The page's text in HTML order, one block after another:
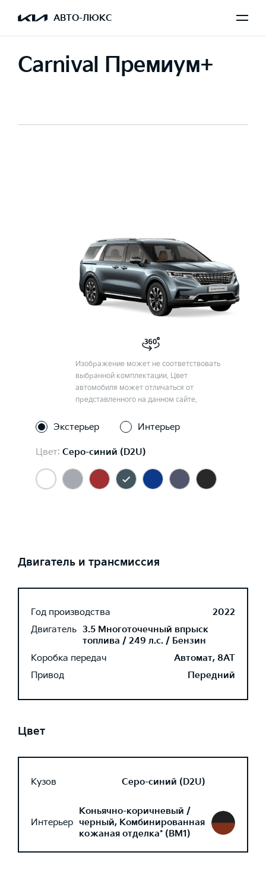
АВТО-ЛЮКС
Carnival Премиум+
Изображение может не соответствовать
выбранной комплектации. Цвет
автомобиля может отличаться от
представленного на данном сайте.
Экстерьер Интерьер
Цвет: Серо-синий (D2U)
Двигатель и трансмиссия
Год производства
2022
Двигатель 3.5 Многоточечный впрыск
топлива / 249 л.с. / Бензин
Коробка передач
Автомат, 8AT
Привод
Передний
Цвет
Кузов Серо-синий (D2U)
Интерьер
Коньячно-коричневый /
черный, Комбинированная
кожаная отделка* (BM1)